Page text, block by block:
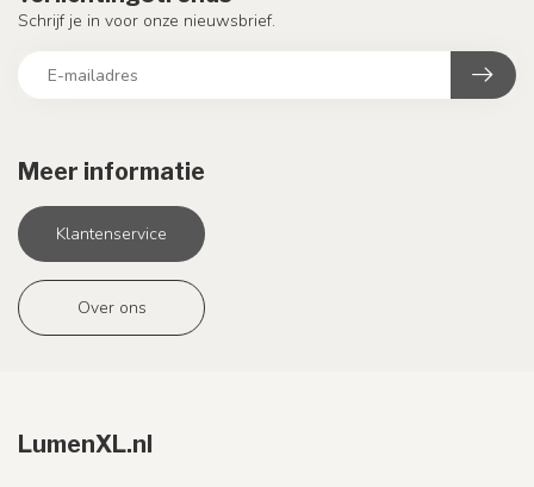
Meer informatie
Klantenservice
Over ons
Schrijf je in voor onze nieuwsbrief.
LumenXL.nl